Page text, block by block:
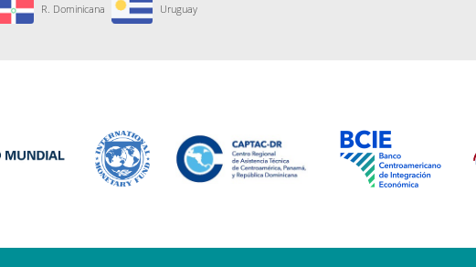
R. Dominicana Uruguay